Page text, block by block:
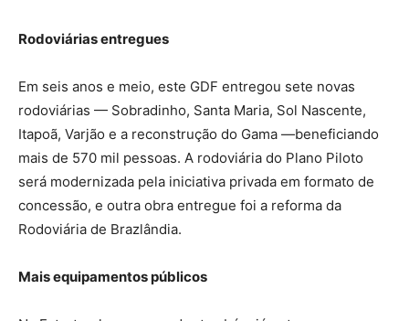
Rodoviárias entregues
Em seis anos e meio, este GDF entregou sete novas
rodoviárias — Sobradinho, Santa Maria, Sol Nascente,
Itapoã, Varjão e a reconstrução do Gama —beneficiando
mais de 570 mil pessoas. A rodoviária do Plano Piloto
será modernizada pela iniciativa privada em formato de
concessão, e outra obra entregue foi a reforma da
Rodoviária de Brazlândia.
Mais equipamentos públicos